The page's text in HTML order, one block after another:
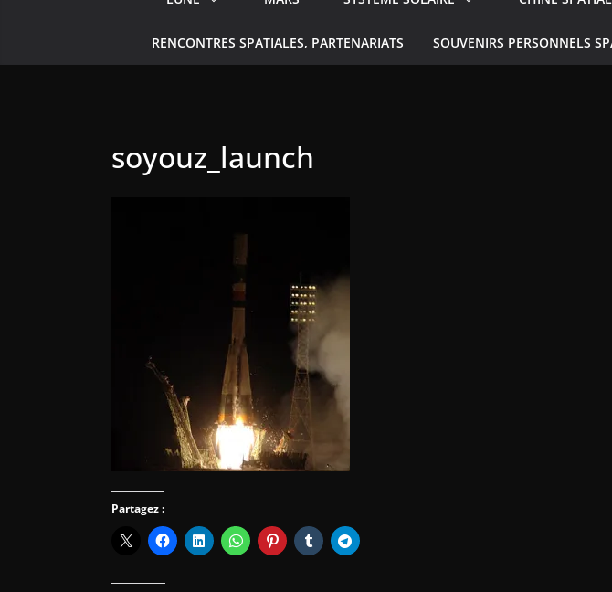
RENCONTRES SPATIALES, PARTENARIATS SOUVENIRS PERSONNELS
soyouz_launch
Partagez :